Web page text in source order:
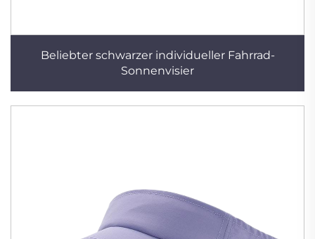
Beliebter schwarzer individueller Fahrrad-
Sonnenvisier